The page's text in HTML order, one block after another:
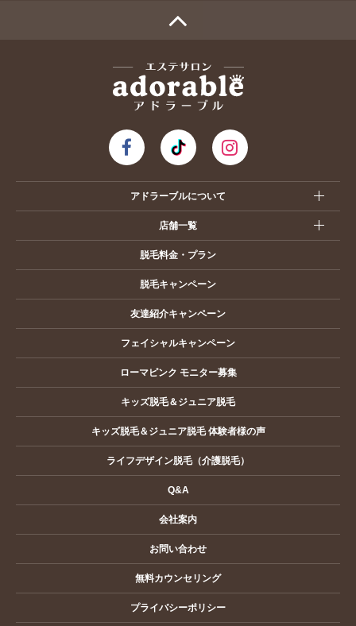
アドラーブルについて
店舗一覧
脱毛料金・プラン
脱毛キャンペーン
友達紹介キャンペーン
フェイシャルキャンペーン
ローマピンク モニター募集
キッズ脱毛＆ジュニア脱毛
キッズ脱毛＆ジュニア脱毛 体験者様の声
ライフデザイン脱毛（介護脱毛）
Q&A
会社案内
お問い合わせ
無料カウンセリング
プライバシーポリシー